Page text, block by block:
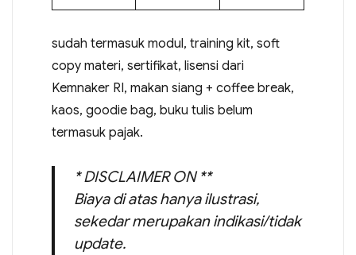
sudah termasuk modul, training kit, soft
copy materi, sertifikat, lisensi dari
Kemnaker RI, makan siang + coffee break,
kaos, goodie bag, buku tulis belum
termasuk pajak.
* DISCLAIMER ON **
Biaya di atas hanya ilustrasi,
sekedar merupakan indikasi/tidak
update.